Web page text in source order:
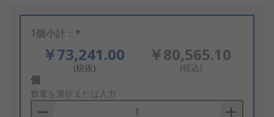
1個小計：*
￥73,241.00
(税抜)
￥80,565.10
(税込)
Add
to
Basket
個
数量を選択または入力